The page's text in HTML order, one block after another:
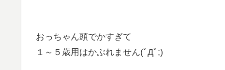
おっちゃん頭でかすぎて
１～５歳用はかぶれません(ﾟДﾟ;)